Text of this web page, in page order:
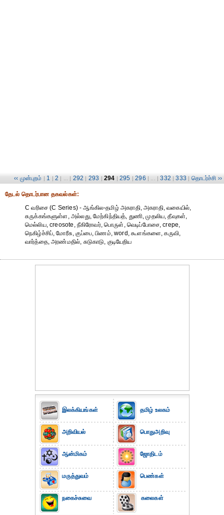
‹‹ முன்புறம் | 1 | 2 | ... | 292 | 293 | 294 | 295 | 296 | ... | 332 | 333 | தொடர்ச்சி ››
தேட‌ல் தொட‌ர்பான தகவ‌ல்க‌ள்:
C வரிசை (C Series) - ஆங்கில-தமிழ் அகராதி, அகராதி, வகையில்,
சுருக்கங்களுள்ள, அல்லது, மேற்கிந்தியத், துணி, முதலிய, தீவுகள்,
மெல்லிய, creosote, நீகிரோவர், பொருள், வெடிப்போசை, crepe,
நெகிழ்ச்சிப், மோரீசு, குப்பை, பிணம், word, கூளங்களை, கருவி,
வார்த்தை, அரண்மதில், சுடுகாடு, குடியேறிய
இலக்கியங்கள்
அறிவியல்
ஆன்மிகம்
மருத்துவம்
நகைச்சுவை
தமிழ் உலகம்
பொதுஅறிவு
ஜோதிடம்
பெண்கள்
கலைகள்